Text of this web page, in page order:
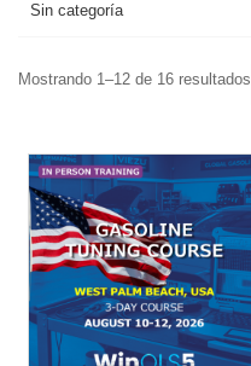
Mostrando 1–12 de 16 resultados
Sin categoría